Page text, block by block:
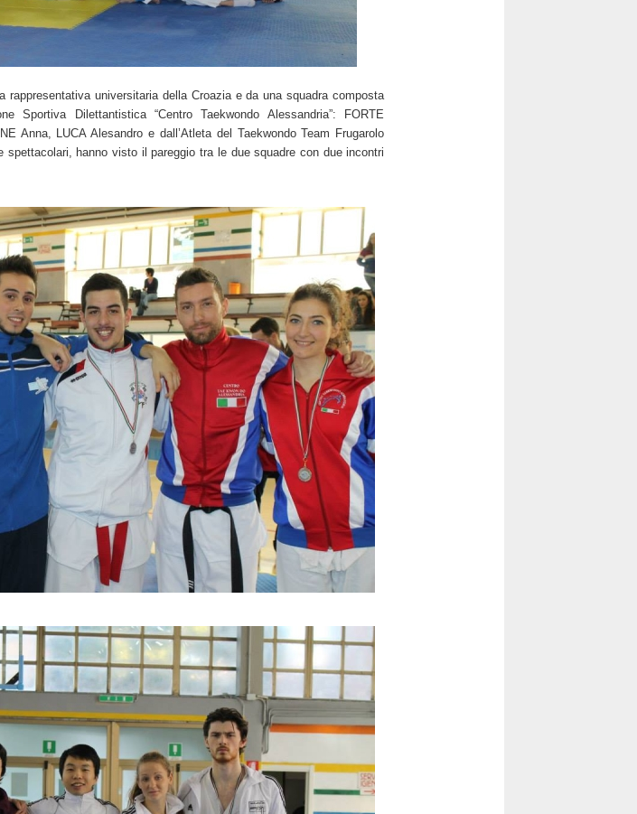
rappresentativa universitaria della Croazia e da una squadra composta
Sportiva Dilettantistica “Centro Taekwondo Alessandria”: FORTE
Anna, LUCA Alesandro e dall’Atleta del Taekwondo Team Frugarolo
spettacolari, hanno visto il pareggio tra le due squadre con due incontri